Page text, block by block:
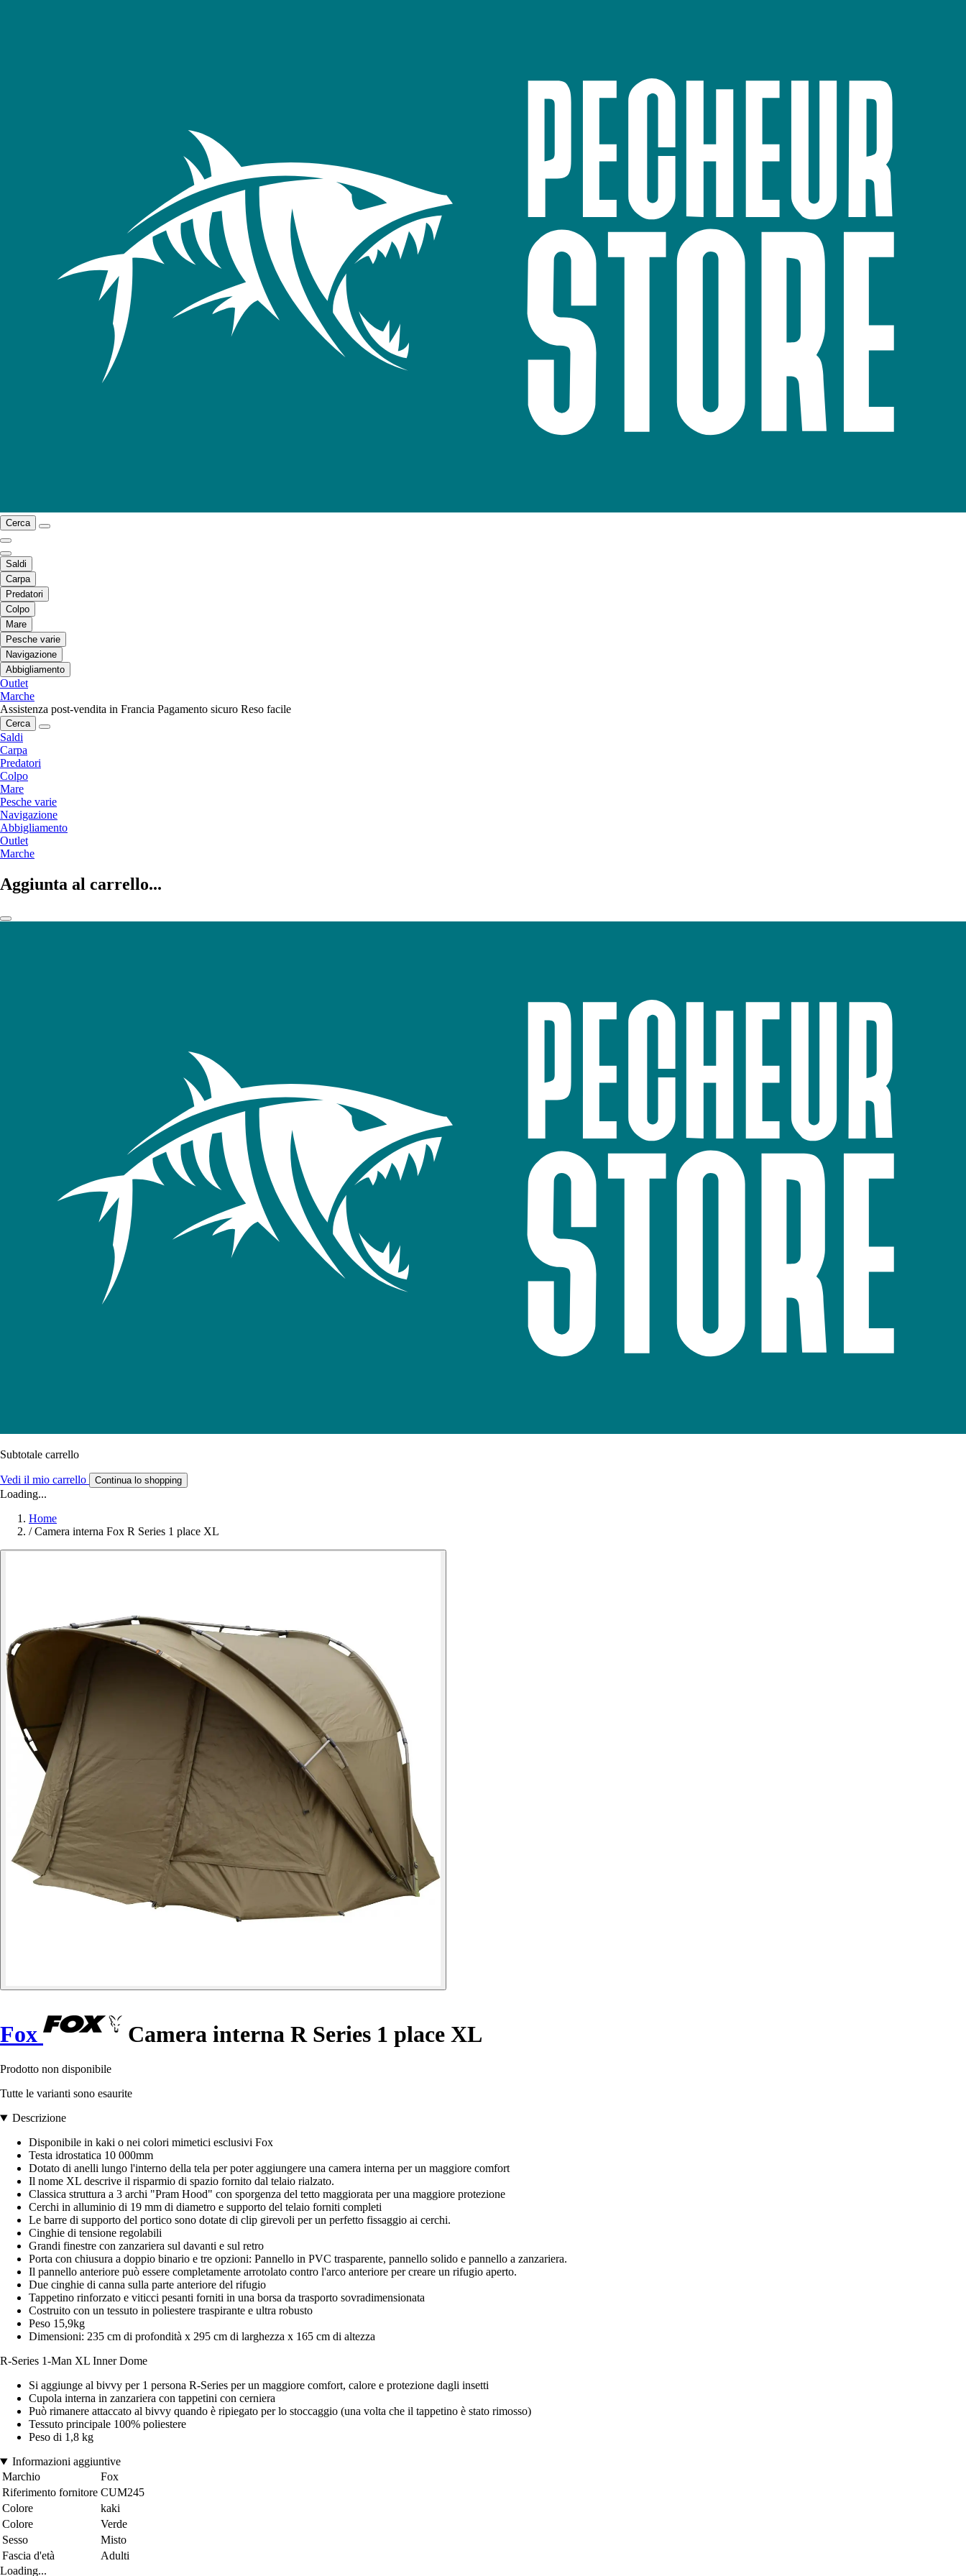
Cerca
Saldi
Carpa
Predatori
Colpo
Mare
Pesche varie
Navigazione
Abbigliamento
Outlet
Marche
Assistenza post-vendita in Francia Pagamento sicuro Reso facile
Cerca
Saldi
Carpa
Predatori
Colpo
Mare
Pesche varie
Navigazione
Abbigliamento
Outlet
Marche
Aggiunta al carrello...
Subtotale carrello
Vedi il mio carrello Continua lo shopping
Loading...
Home
/ Camera interna Fox R Series 1 place XL
Fox Camera interna R Series 1 place XL
Prodotto non disponibile
Tutte le varianti sono esaurite
Descrizione
Disponibile in kaki o nei colori mimetici esclusivi Fox
Testa idrostatica 10 000mm
Dotato di anelli lungo l'interno della tela per poter aggiungere una camera interna per un maggiore comfort
Il nome XL descrive il risparmio di spazio fornito dal telaio rialzato.
Classica struttura a 3 archi "Pram Hood" con sporgenza del tetto maggiorata per una maggiore protezione
Cerchi in alluminio di 19 mm di diametro e supporto del telaio forniti completi
Le barre di supporto del portico sono dotate di clip girevoli per un perfetto fissaggio ai cerchi.
Cinghie di tensione regolabili
Grandi finestre con zanzariera sul davanti e sul retro
Porta con chiusura a doppio binario e tre opzioni: Pannello in PVC trasparente, pannello solido e pannello a zanzariera.
Il pannello anteriore può essere completamente arrotolato contro l'arco anteriore per creare un rifugio aperto.
Due cinghie di canna sulla parte anteriore del rifugio
Tappetino rinforzato e viticci pesanti forniti in una borsa da trasporto sovradimensionata
Costruito con un tessuto in poliestere traspirante e ultra robusto
Peso 15,9kg
Dimensioni: 235 cm di profondità x 295 cm di larghezza x 165 cm di altezza
R-Series 1-Man XL Inner Dome
Si aggiunge al bivvy per 1 persona R-Series per un maggiore comfort, calore e protezione dagli insetti
Cupola interna in zanzariera con tappetini con cerniera
Può rimanere attaccato al bivvy quando è ripiegato per lo stoccaggio (una volta che il tappetino è stato rimosso)
Tessuto principale 100% poliestere
Peso di 1,8 kg
Informazioni aggiuntive
Marchio
Fox
Riferimento fornitore CUM245
Colore
kaki
Colore
Verde
Sesso
Misto
Fascia d'età
Adulti
Loading...